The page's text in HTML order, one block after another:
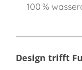
100 %
Design trifft